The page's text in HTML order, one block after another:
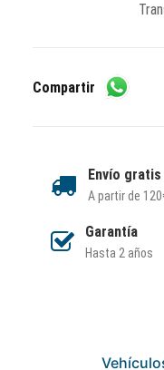
cantidad
Compartir
Envío gratis
A partir de
Garantía
Hasta 2 años